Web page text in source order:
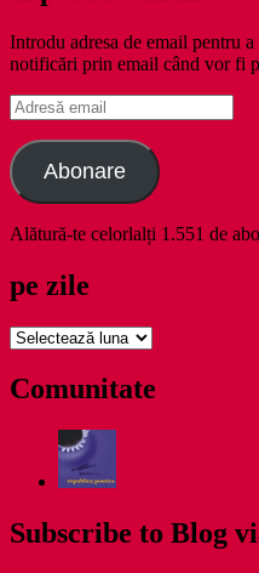
Introdu adresa de email pentru
notificări prin email când vor fi
Adresă
email
Abonare
Alătură-te celorlalți 1.551 de
pe zile
pe
Comunitate
Subscribe to Blog